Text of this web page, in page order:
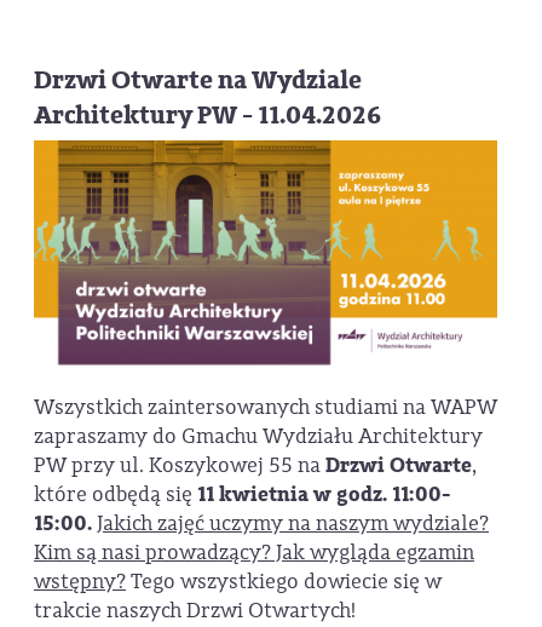
Drzwi Otwarte na Wydziale
Architektury PW - 11.04.2026
Wszystkich zaintersowanych studiami na WAPW
zapraszamy do Gmachu Wydziału Architektury
PW przy ul. Koszykowej 55 naDrzwi Otwarte,
które odbędą się 11 kwietnia w godz. 11:00-
15:00.Jakich zajęć uczymy na naszym wydziale?
Kim są nasi prowadzący? Jak wygląda egzamin
wstępny?Tego wszystkiego dowiecie się w
trakcie naszych Drzwi Otwartych!